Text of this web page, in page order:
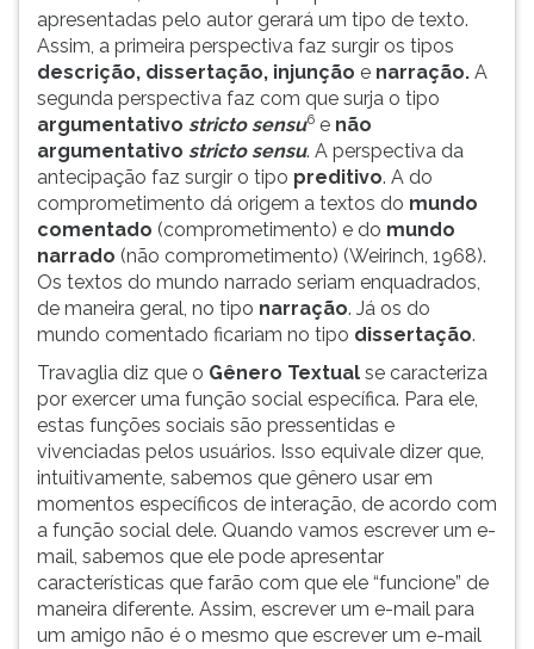
apresentadas pelo autor gerará um tipo de texto.
Assim, a primeira perspectiva faz surgir os tipos
descrição, dissertação, injunção e narração. A
segunda perspectiva faz com que surja o tipo
argumentativo stricto sensu6 e não
argumentativo stricto sensu. A perspectiva da
antecipação faz surgir o tipo preditivo. A do
comprometimento dá origem a textos do mundo
comentado (comprometimento) e do mundo
narrado (não comprometimento) (Weirinch, 1968).
Os textos do mundo narrado seriam enquadrados,
de maneira geral, no tipo narração. Já os do
mundo comentado ficariam no tipo dissertação.
Travaglia diz que o Gênero Textual se caracteriza
por exercer uma função social específica. Para ele,
estas funções sociais são pressentidas e
vivenciadas pelos usuários. Isso equivale dizer que,
intuitivamente, sabemos que gênero usar em
momentos específicos de interação, de acordo com
a função social dele. Quando vamos escrever um e-
mail, sabemos que ele pode apresentar
características que farão com que ele “funcione” de
maneira diferente. Assim, escrever um e-mail para
um amigo não é o mesmo que escrever um e-mail